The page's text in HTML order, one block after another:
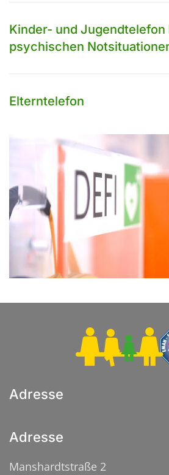
Kinder- und Jugendtelefon
psychischen
Elterntelefon
Adresse
Adresse
Manshardtstraße 2